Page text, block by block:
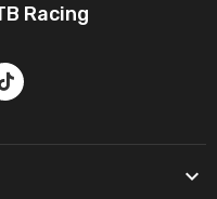
Racing
